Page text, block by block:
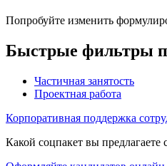
Попробуйте изменить
Быстрые фильтры
Частичная занятость
Проектная работа
Корпоративная поддержка
Какой соцпакет вы